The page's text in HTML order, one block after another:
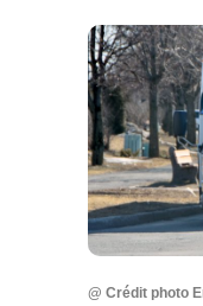
@ Crédit photo